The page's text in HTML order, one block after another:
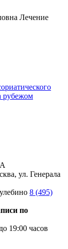
Лечение
рубежом
ул. Генерала
8 (495)
по
19:00 часов